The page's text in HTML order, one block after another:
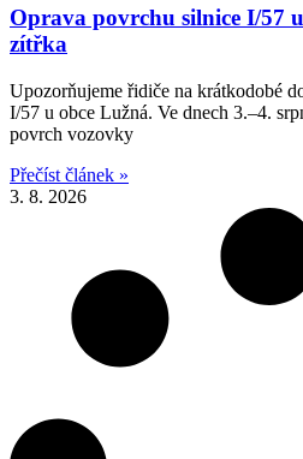
Oprava povrchu silnice I/57
zítřka
Upozorňujeme řidiče na krátkodobé
I/57 u obce Lužná. Ve dnech 3.–4.
povrch vozovky
Přečíst článek »
3. 8. 2026